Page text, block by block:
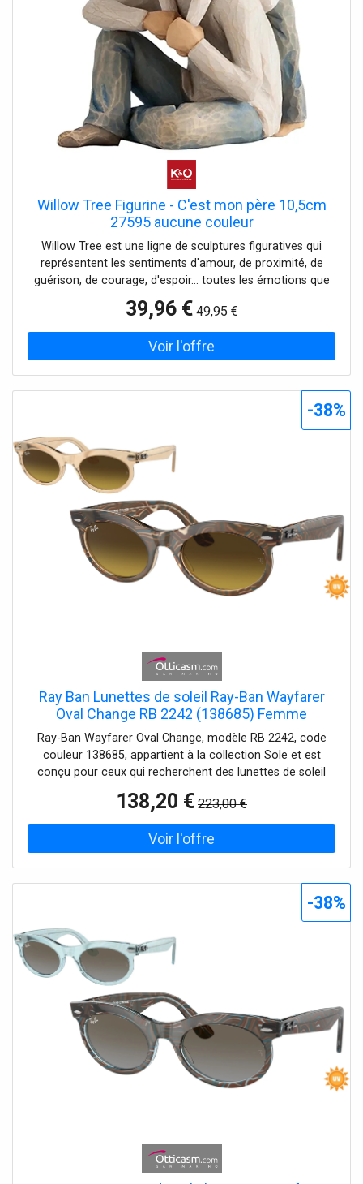
anniversaires de papa ou toute autre figure masculine
spéciale.
Willow Tree Figurine - C'est mon père 10,5cm
27595 aucune couleur
Willow Tree est une ligne de sculptures figuratives qui
représentent les sentiments d'amour, de proximité, de
guérison, de courage, d'espoir... toutes les émotions que
nous rencontrons dans la vie. La figurine est fabriquée en
résine et peinte à la main avec une peinture sans plomb.
Ce n'est pas un jouet ou un produit pour enfants. Destiné
uniquement aux adultes.
39,96 € 49,95 €
Ray Ban Lunettes de soleil Ray-Ban Wayfarer
Oval Change RB 2242 (138685) Femme
Ray-Ban Wayfarer Oval Change, modèle RB 2242, code
couleur 138685, appartient à la collection Sole et est
conçu pour ceux qui recherchent des lunettes de soleil
unisexe convient aussi bien aux hommes qu'aux femmes,
combinant un design élégant et moderne avec des
fonctionnalités avancées. La monture est en propionate,
dans la couleur marron clair transparente raffinée, légère
photochromique, qui s'adaptent automatiquement aux
différentes conditions de lumière, assurant une protection
optimale contre les rayons UV et une vision claire dans
toutes les situations. La forme ovale du modèle Wayfarer
Oval Change met en valeur les traits du visage, lui
conférant un aspect harmonieux et contemporain. Ce
modèle est adaptable à la vue, permettant l'insertion de
verres personnalisés sans compromettre l'esthétique des
lunettes. La combinaison d'une monture marron clair et
de verres photochromiques marron rend ce modèle idéal
modèle RB 2242, vous recevrez un produit original,
complet avec tous les accessoires fournis par le
138,20 € 223,00 €
-38%
-38%